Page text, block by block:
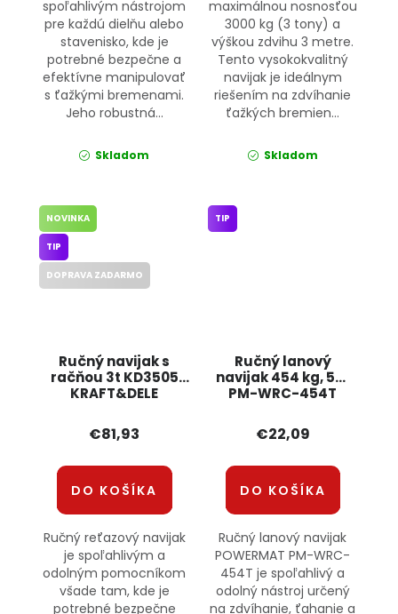
spoľahlivým nástrojom
pre každú dielňu alebo
stavenisko, kde je
potrebné bezpečne a
efektívne manipulovať
s ťažkými bremenami.
Jeho robustná...
Skladom
maximálnou nosnosťou
3000 kg (3 tony) a
výškou zdvihu 3 metre.
Tento vysokokvalitný
navijak je ideálnym
riešením na zdvíhanie
ťažkých bremien...
Skladom
Ručný navijak s
račňou 3t KD3505
KRAFT&DELE
NOVINKA
TIP
DOPRAVA ZADARMO
€81,93
DO KOŠÍKA
Ručný reťazový navijak
je spoľahlivým a
odolným pomocníkom
všade tam, kde je
potrebné bezpečne
Ručný lanový
navijak 454 kg, 5m
PM-WRC-454T
TIP
€22,09
DO KOŠÍKA
Ručný lanový navijak
POWERMAT PM-WRC-
454T je spoľahlivý a
odolný nástroj určený
na zdvíhanie, ťahanie a